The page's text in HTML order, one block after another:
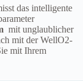
das intelligente
mit unglaublicher
mit der WellO2-
mit Ihrem